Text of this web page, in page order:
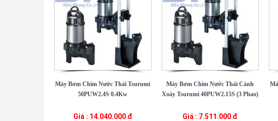
Máy Bơm Chìm Nước Thải Tsurumi
50PUW2.4S 0.4Kw
Giá : 14.040.000 đ
Máy Bơm Chìm Nước Thải Cánh
Xoáy Tsurumi 40PUW2.15S (3 Phao)
Giá : 7.511.000 đ